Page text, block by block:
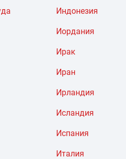
Индонезия
Иордания
Ирак
Иран
Ирландия
Исландия
Испания
Италия